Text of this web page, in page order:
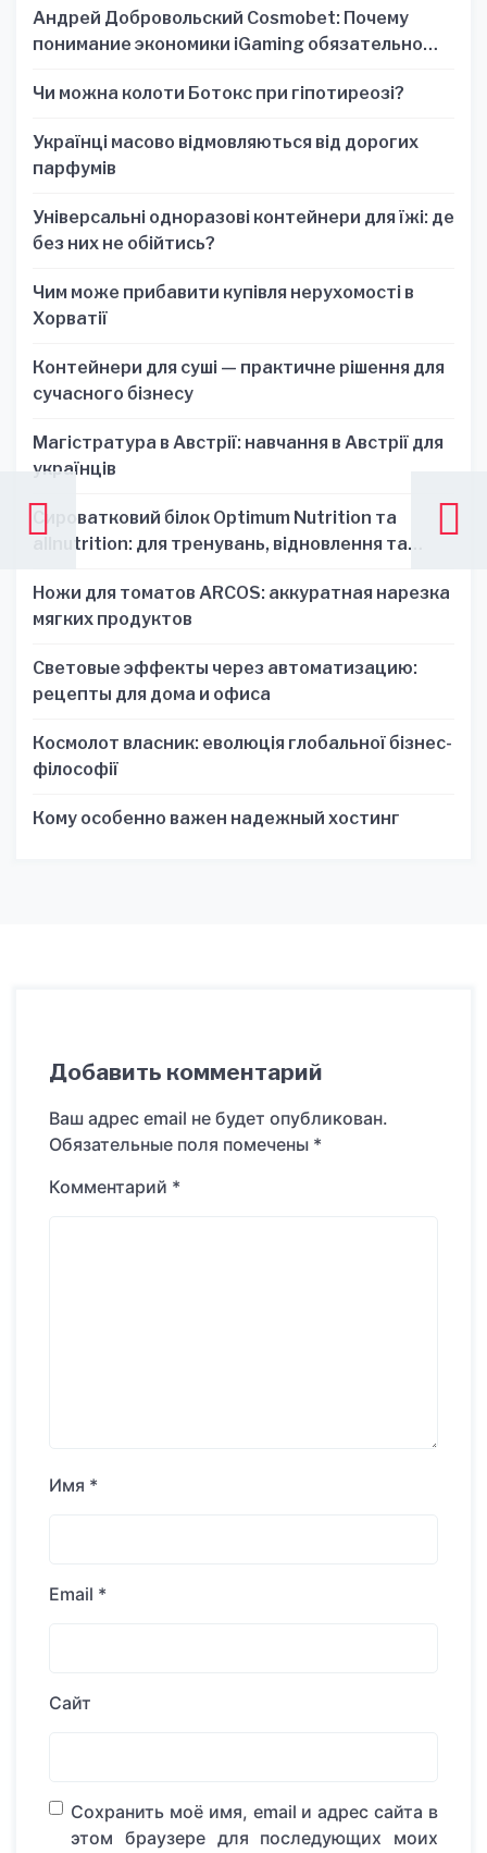
Андрей Добровольский Cosmobet: Почему
понимание экономики iGaming обязательно
Чи можна колоти Ботокс при гіпотиреозі?
Українці масово відмовляються від дорогих
парфумів
Універсальні одноразові контейнери для їжі: де
без них не обійтись?
Чим може прибавити купівля нерухомості в
Хорватії
Контейнери для суші — практичне рішення для
сучасного бізнесу
Магістратура в Австрії: навчання в Австрії для
українців
Сироватковий білок Optimum Nutrition та
allnutrition: для тренувань, відновлення та
Ножи для томатов ARCOS: аккуратная нарезка
мягких продуктов
Световые эффекты через автоматизацию:
рецепты для дома и офиса
Космолот власник: еволюція глобальної бізнес-
філософії
Кому особенно важен надежный хостинг
Добавить комментарий
Ваш адрес email не будет опубликован.
Обязательные поля помечены *
Комментарий *
Имя *
Email *
Сайт
Сохранить моё имя, email и адрес сайта в
этом браузере для последующих моих